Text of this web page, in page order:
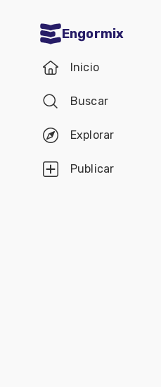
Engormix
Inicio
Buscar
Explorar
Publicar